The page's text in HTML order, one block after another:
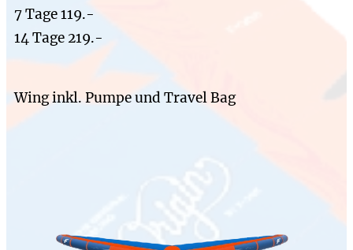
7 Tage 119.-
14 Tage 219.-
Wing inkl. Pumpe und Travel Bag